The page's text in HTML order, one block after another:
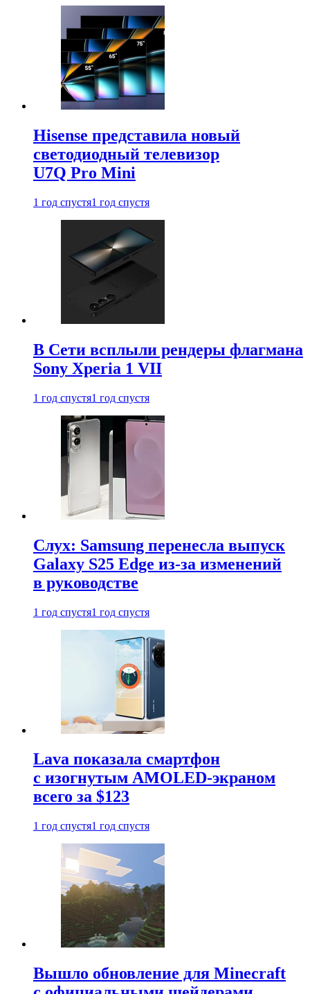
Hisense представила новый
светодиодный телевизор
U7Q Pro Mini
1 год спустя1 год спустя
В Сети всплыли рендеры флагмана
Sony Xperia 1 VII
1 год спустя1 год спустя
Слух: Samsung перенесла выпуск
Galaxy S25 Edge из-за изменений
в руководстве
1 год спустя1 год спустя
Lava показала смартфон
с изогнутым AMOLED-экраном
всего за $123
1 год спустя1 год спустя
Вышло обновление для Minecraft